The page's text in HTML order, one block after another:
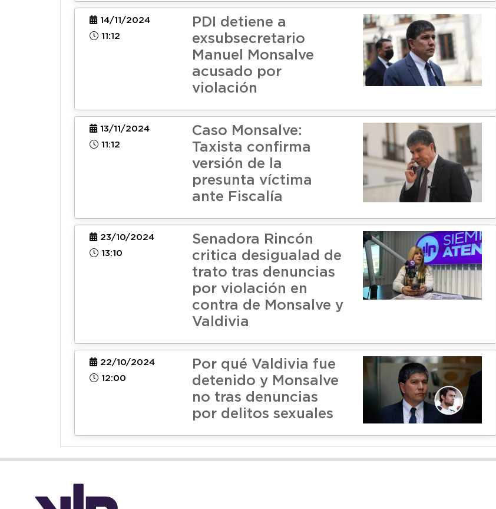
14/11/2024
11:12
PDI detiene a
exsubsecretario
Manuel Monsalve
acusado por
violación
13/11/2024
11:12
Caso Monsalve:
Taxista confirma
versión de la
presunta víctima
ante Fiscalía
23/10/2024
13:10
Senadora Rincón
critica desigualad de
trato tras denuncias
por violación en
contra de Monsalve y
Valdivia
22/10/2024
12:00
Por qué Valdivia fue
detenido y Monsalve
no tras denuncias
por delitos sexuales